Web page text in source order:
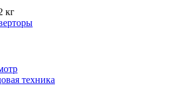
кг
техника